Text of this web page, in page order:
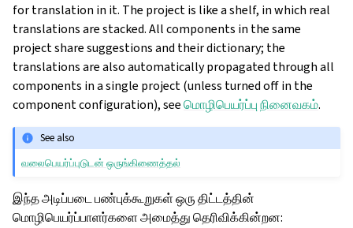
for translation in it. The project is like a shelf, in which real
translations are stacked. All components in the same
project share suggestions and their dictionary; the
translations are also automatically propagated through all
components in a single project (unless turned off in the
component configuration), seeமொழிபெயர்ப்பு நினைவகம்.
See also
வலைபெயர்ப்புடுடன் ஒருங்கிணைத்தல்
இந்த அடிப்படை பண்புக்கூறுகள் ஒரு திட்டத்தின்
மொழிபெயர்ப்பாளர்களை அமைத்து தெரிவிக்கின்றன: